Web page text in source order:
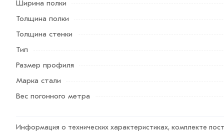
Ширина полки
Толщина полки
Толщина стенки
Тип
Размер профиля
Марка стали
Вес погонного метра
Информация о технических характеристиках, комплекте